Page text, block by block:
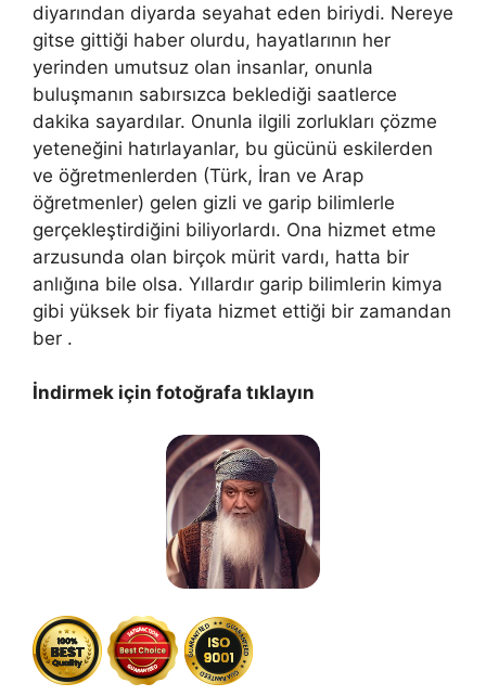
diyarından diyarda seyahat eden biriydi. Nereye
gitse gittiği haber olurdu, hayatlarının her
yerinden umutsuz olan insanlar, onunla
buluşmanın sabırsızca beklediği saatlerce
dakika sayardılar. Onunla ilgili zorlukları çözme
yeteneğini hatırlayanlar, bu gücünü eskilerden
ve öğretmenlerden (Türk, İran ve Arap
öğretmenler) gelen gizli ve garip bilimlerle
gerçekleştirdiğini biliyorlardı. Ona hizmet etme
arzusunda olan birçok mürit vardı, hatta bir
anlığına bile olsa. Yıllardır garip bilimlerin kimya
gibi yüksek bir fiyata hizmet ettiği bir zamandan
ber .
İndirmek için fotoğrafa tıklayın